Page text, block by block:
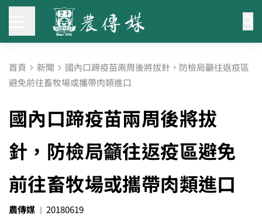
首頁 新聞 國內口蹄疫苗兩周後將拔針，防檢局籲往返疫區
避免前往畜牧場或攜帶肉類進口
國內口蹄疫苗兩周後將拔
針，防檢局籲往返疫區避免
前往畜牧場或攜帶肉類進口
農傳媒 20180619